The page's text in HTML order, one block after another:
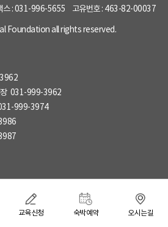
스 :031-996-5655 고유번호 : 463-82-00037
Foundation all rights reserved.
031-999-3962
999-3974
교육신청 숙박예약 오시는길